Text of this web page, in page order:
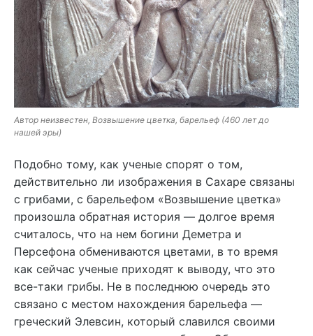
Автор неизвестен, Возвышение цветка, барельеф (460 лет до
нашей эры)
Подобно тому, как ученые спорят о том,
действительно ли изображения в Сахаре связаны
с грибами, с барельефом «Возвышение цветка»
произошла обратная история — долгое время
считалось, что на нем богини Деметра и
Персефона обмениваются цветами, в то время
как сейчас ученые приходят к выводу, что это
все-таки грибы. Не в последнюю очередь это
связано с местом нахождения барельефа —
греческий Элевсин, который славился своими